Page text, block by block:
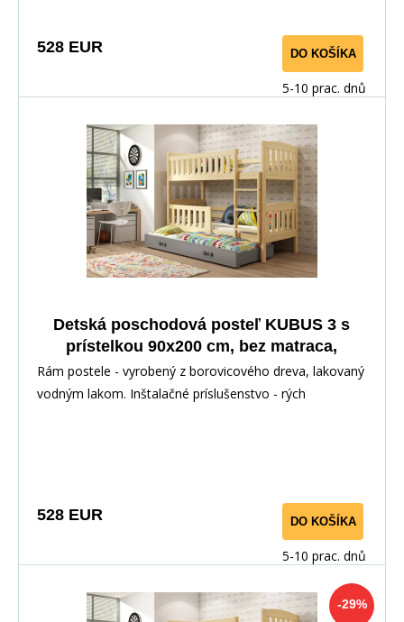
528 EUR DO KOŠÍKA
5-10 prac. dnů
Detská poschodová posteľ KUBUS 3 s
prístelkou 90x200 cm, bez matraca,
Prírodná/Grafitová
Rám postele - vyrobený z borovicového dreva, lakovaný
vodným lakom. Inštalačné príslušenstvo - rých
528 EUR DO KOŠÍKA
5-10 prac. dnů
-29%